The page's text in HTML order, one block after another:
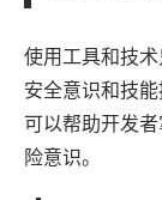
使用工具和技
安全意识和技
可以帮助开发
险意识。